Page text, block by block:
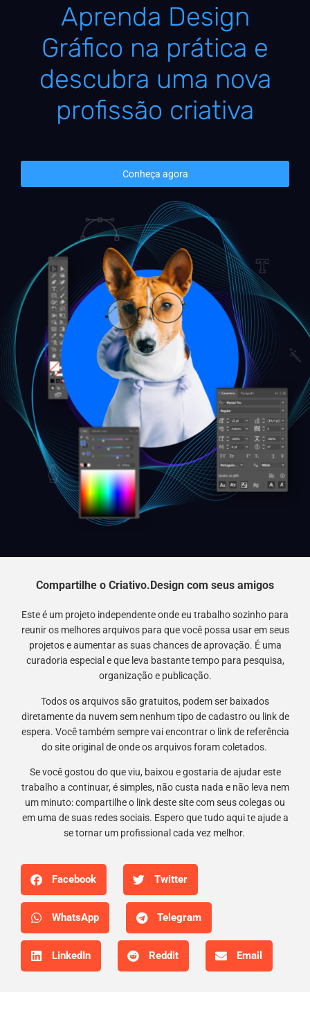
Aprenda Design
Gráfico na prática e
descubra uma nova
profissão criativa
Conheça agora
Compartilhe o Criativo.Design com seus amigos
Este é um projeto independente onde eu trabalho sozinho para
reunir os melhores arquivos para que você possa usar em seus
projetos e aumentar as suas chances de aprovação. É uma
curadoria especial e que leva bastante tempo para pesquisa,
organização e publicação.
Todos os arquivos são gratuitos, podem ser baixados
diretamente da nuvem sem nenhum tipo de cadastro ou link de
espera. Você também sempre vai encontrar o link de referência
do site original de onde os arquivos foram coletados.
Se você gostou do que viu, baixou e gostaria de ajudar este
trabalho a continuar, é simples, não custa nada e não leva nem
um minuto: compartilhe o link deste site com seus colegas ou
em uma de suas redes sociais. Espero que tudo aqui te ajude a
se tornar um profissional cada vez melhor.
Facebook Twitter
WhatsApp Telegram
LinkedIn Reddit Email